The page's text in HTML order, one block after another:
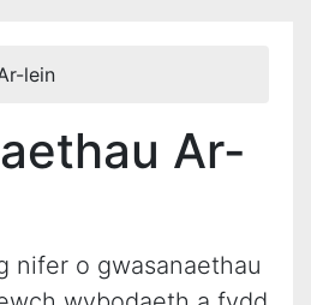
lein
Ar-
nifer o gwasanaethau